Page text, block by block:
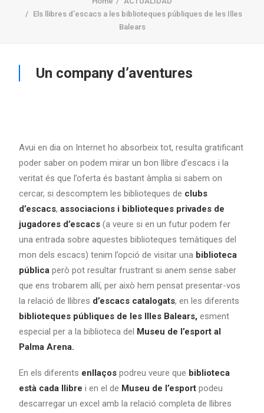
Els llibres d’escacs a les biblioteques públiques de les Illes
Balears
Un company d’aventures
Avui en dia on Internet ho absorbeix tot, resulta gratificant
poder saber on podem mirar un bon llibre d’escacs i la
veritat és que l’oferta és bastant àmplia si sabem on
cercar, si descomptem les biblioteques de clubs
d’escacs, associacions i biblioteques privades de
jugadores d’escacs (a veure si en un futur podem fer
una entrada sobre aquestes biblioteques temàtiques del
mon dels escacs) tenim l’opció de visitar una biblioteca
pública però pot resultar frustrant si anem sense saber
que ens trobarem allí, per això hem pensat presentar-vos
la relació de llibres d’escacs catalogats, en les diferents
biblioteques públiques de les Illes Balears, esment
especial per a la biblioteca del Museu de l’esport al
Palma Arena.
En els diferents enllaços podreu veure que biblioteca
està cada llibre i en el de Museu de l’esport podeu
descarregar un excel amb la relació completa de llibres